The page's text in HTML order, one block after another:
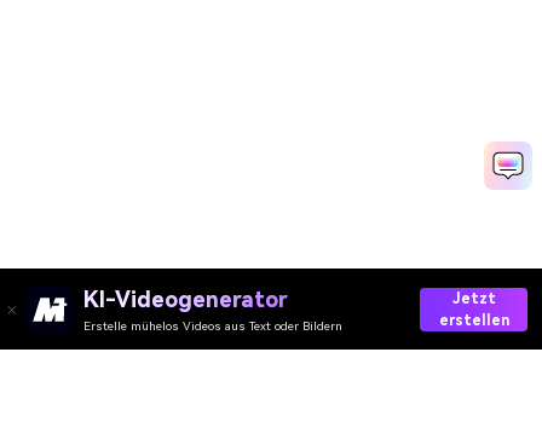
KI-Videogenerator
Erstelle mühelos Videos aus Text oder Bildern
Jetzt
erstellen